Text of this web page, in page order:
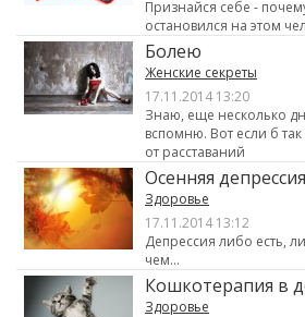
Признайся себе -
остановился на этом
Болею
Женские секреты
17.11.2014 13:20
Знаю, еще несколько
вспомню. Вот если б
от расставаний
Осенняя депрессия
Здоровье
17.11.2014 13:12
Депрессия либо есть,
чем...
Кошкотерапия в
Здоровье